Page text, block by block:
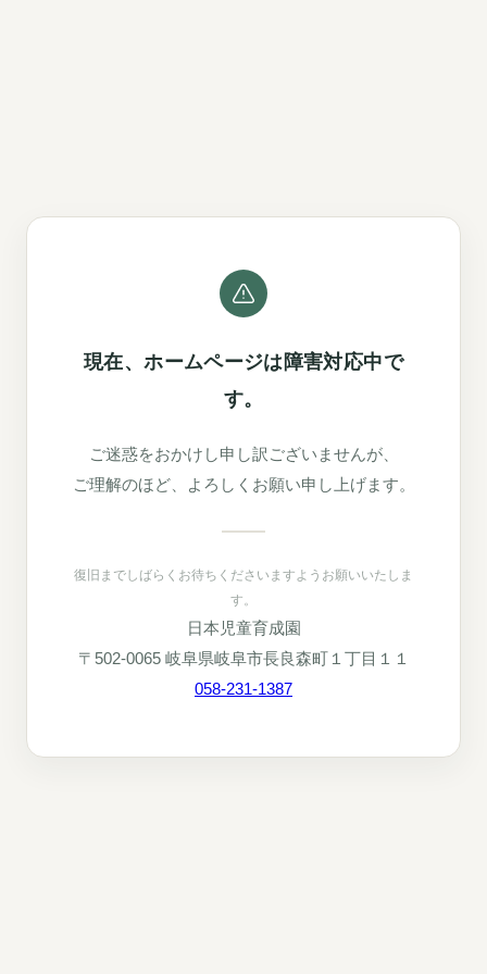
現在、ホームページは障害対応中で
す。
ご迷惑をおかけし申し訳ございませんが、
ご理解のほど、よろしくお願い申し上げます。
復旧までしばらくお待ちくださいますようお願いいたしま
す。
日本児童育成園
〒502-0065 岐阜県岐阜市長良森町１丁目１１
058-231-1387